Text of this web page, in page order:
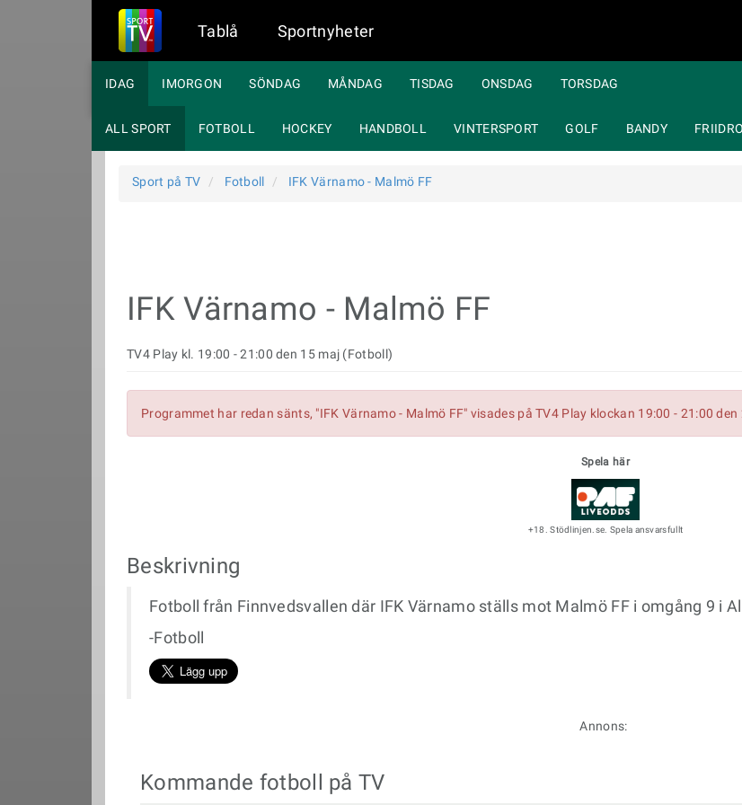
Tablå Sportnyheter
IDAG IMORGON SÖNDAG MÅNDAG TISDAG ONSDAG TORSDAG
ALL SPORT FOTBOLL HOCKEY HANDBOLL VINTERSPORT GOLF BANDY
Sport på TV Fotboll IFK Värnamo - Malmö FF
IFK Värnamo - Malmö FF
TV4 Play kl. 19:00 - 21:00 den 15 maj (Fotboll)
Programmet har redan sänts, "IFK Värnamo - Malmö FF" visades på TV4 Play klockan 19:00 - 21:00
Spela här
+18. Stödlinjen.se. Spela ansvarsfullt
Beskrivning
Fotboll från Finnvedsvallen där IFK Värnamo ställs mot Malmö FF i omgång 9 i
-Fotboll
Annons:
Kommande fotboll på TV